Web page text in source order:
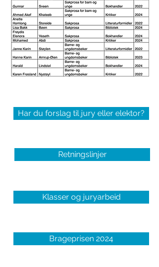
Har du forslag til jury eller elektor?
Retningslinjer
Klasser og juryarbeid
Brageprisen 2024